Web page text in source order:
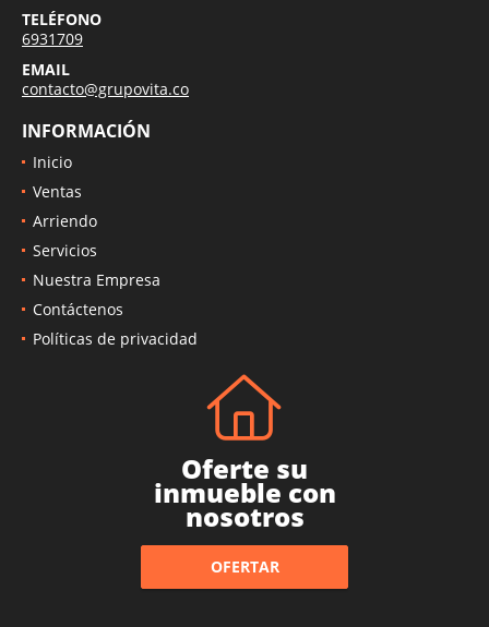
TELÉFONO
6931709
EMAIL
contacto@grupovita.co
INFORMACIÓN
Inicio
Ventas
Arriendo
Servicios
Nuestra Empresa
Contáctenos
Políticas de privacidad
Oferte su
inmueble con
nosotros
OFERTAR